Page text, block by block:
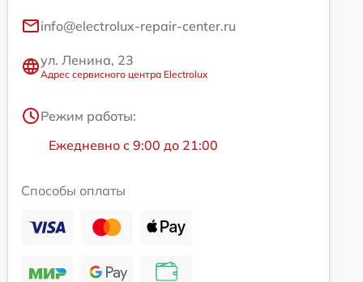
info@electrolux-repair-center.ru
ул. Ленина, 23
Адрес сервисного центра Electrolux
Режим работы:
Ежедневно с 9:00 до 21:00
Способы оплаты